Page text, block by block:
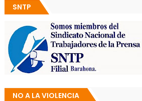
SNTP
NO A LA VIOLENCIA